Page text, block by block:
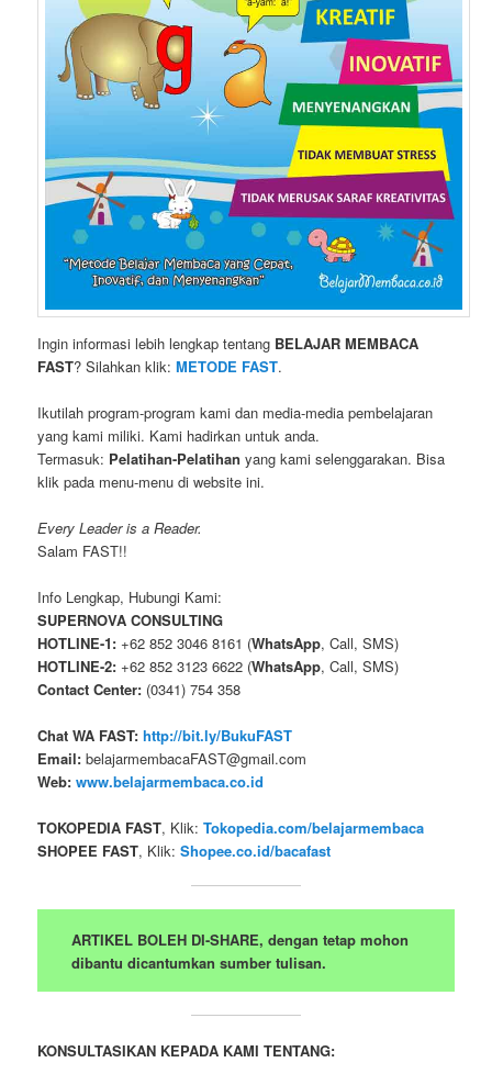
Ingin informasi lebih lengkap tentang BELAJAR MEMBACA
FAST? Silahkan klik:METODE FAST.
Ikutilah program-program kami dan media-media pembelajaran
yang kami miliki. Kami hadirkan untuk anda.
Termasuk: Pelatihan-Pelatihan yang kami selenggarakan. Bisa
klik pada menu-menu di website ini.
Every Leader is a Reader.
Salam FAST!!
Info Lengkap, Hubungi Kami:
SUPERNOVA CONSULTING
HOTLINE-1: +62 852 3046 8161 (WhatsApp, Call, SMS)
HOTLINE-2: +62 852 3123 6622 (WhatsApp, Call, SMS)
Contact Center: (0341) 754 358
Chat WA FAST: http://bit.ly/BukuFAST
Email: belajarmembacaFAST@gmail.com
Web: www.belajarmembaca.co.id
TOKOPEDIA FAST, Klik:Tokopedia.com/belajarmembaca
SHOPEE FAST, Klik:Shopee.co.id/bacafast
ARTIKEL BOLEH DI-SHARE, dengan tetap mohon
dibantu dicantumkan sumber tulisan.
KONSULTASIKAN KEPADA KAMI TENTANG: